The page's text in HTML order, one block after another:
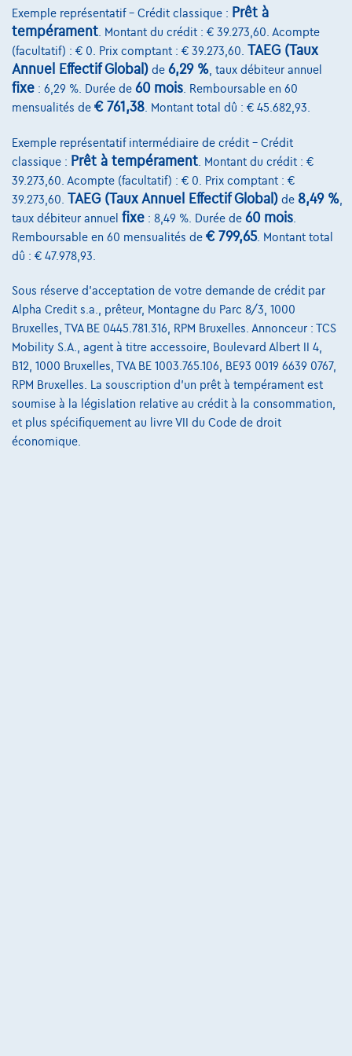
Volkswagen T-Roc
T-Roc R-Line Ultimate 1.5 TSI 110 kW (150 ch) 7 vitesses DSG
11/2025
12.000 km Essence
Automatique
110 kW ( 148 CV )
€33.490 ✓TVA déductible
/mois
€10.552,68
Exemple représentatif – Crédit classique : Prêt à
tempérament . Montant du crédit : € 39.273,60. Acompte
(facultatif) : € 0. Prix comptant : € 39.273,60. TAEG (Taux
Annuel Effectif Global) de 6,29 % , taux débiteur annuel
fixe : 6,29 %. Durée de 60 mois . Remboursable en 60
mensualités de € 761,38 . Montant total dû : € 45.682,93.
Exemple représentatif intermédiaire de crédit – Crédit
classique : Prêt à tempérament . Montant du crédit : €
39.273,60. Acompte (facultatif) : € 0. Prix comptant : €
39.273,60. TAEG (Taux Annuel Effectif Global) de 8,49 %
taux débiteur annuel fixe : 8,49 %. Durée de 60 mois
Remboursable en 60 mensualités de € 799,65. Montant total
dû : € 47.978,93.
Sous réserve d'acceptation de votre demande de crédit par
Alpha Credit s.a., prêteur, Montagne du Parc 8/3, 1000
Bruxelles, TVA BE 0445.781.316, RPM Bruxelles. Annonceur : TCS
Mobility S.A., agent à titre accessoire, Boulevard Albert II 4,
B12, 1000 Bruxelles, TVA BE 1003.765.106, BE93 0019 6639 0767,
RPM Bruxelles. La souscription d'un prêt à tempérament est
soumise à la législation relative au crédit à la consommation,
et plus spécifiquement au livre VII du Code de droit
économique.